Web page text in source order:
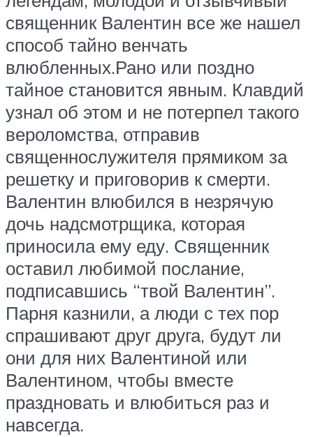
священник Валентин все же нашел
способ тайно венчать
влюбленных.Рано или поздно
тайное становится явным. Клавдий
узнал об этом и не потерпел такого
вероломства, отправив
священнослужителя прямиком за
решетку и приговорив к смерти.
Валентин влюбился в незрячую
дочь надсмотрщика, которая
приносила ему еду. Священник
оставил любимой послание,
подписавшись “твой Валентин”.
Парня казнили, а люди с тех пор
спрашивают друг друга, будут ли
они для них Валентиной или
Валентином, чтобы вместе
праздновать и влюбиться раз и
навсегда.